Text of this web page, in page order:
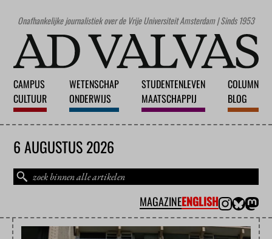
Onafhankelijke journalistiek over de Vrije Universiteit Amsterdam | Sinds 1953
CAMPUS
CULTUUR
WETENSCHAP
ONDERWIJS
STUDENTENLEVEN
MAATSCHAPPIJ
COLUMN
BLOG
6 AUGUSTUS 2026
MAGAZINEENGLISH